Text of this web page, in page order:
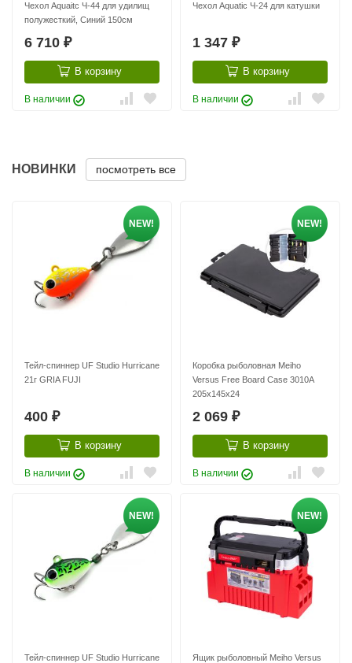
Чехол Aquaitc Ч-44 для удилищ
полужесткий, Синий 150см
6 710 ₽
В корзину
В наличии
Чехол Aquatic Ч-24 для катушки
1 347 ₽
В корзину
В наличии
НОВИНКИ посмотреть все
NEW!
Тейл-спиннер UF Studio Hurricane
21г GRIA FUJI
400 ₽
В корзину
В наличии
NEW!
Коробка рыболовная Meiho
Versus Free Board Case 3010A
205х145х24
2 069 ₽
В корзину
В наличии
NEW!
Тейл-спиннер UF Studio Hurricane
NEW!
Ящик рыболовный Meiho Versus